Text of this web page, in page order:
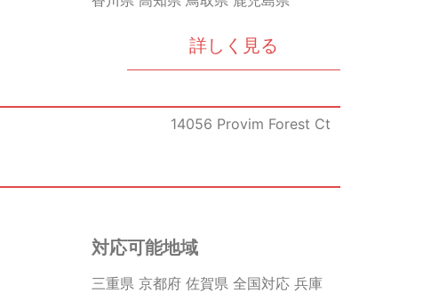
詳しく見る
14056 Provim Forest Ct
対応可能地域
三重県 京都府 佐賀県 全国対応 兵庫